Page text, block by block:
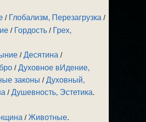
/ Глобализм, Перезагрузка /
/ Гордость / Грех,
/Десятина /
/Духовное вИдение,
законы /Духовный,
/Душевность, Эстетика.
/Животные.